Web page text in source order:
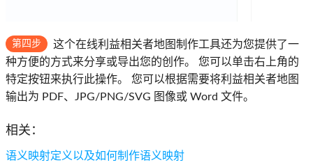
第四步
这个在线利益相关者地图制作工具还为您提供了一
种方便的方式来分享或导出您的创作。 您可以单击右上角的
特定按钮来执行此操作。 您可以根据需要将利益相关者地图
输出为 PDF、JPG/PNG/SVG 图像或 Word 文件。
相关：
语义映射定义以及如何制作语义映射